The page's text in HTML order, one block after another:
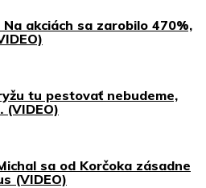
Na akciách sa zarobilo 470%,
tu pestovať nebudeme,
(VIDEO)
sa od Korčoka zásadne
(VIDEO)